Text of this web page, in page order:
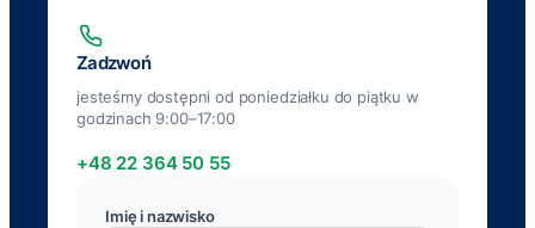
Zadzwoń
jesteśmy dostępni od poniedziałku do piątku w
godzinach 9:00–17:00
+48 22 364 50 55
Imię i nazwisko